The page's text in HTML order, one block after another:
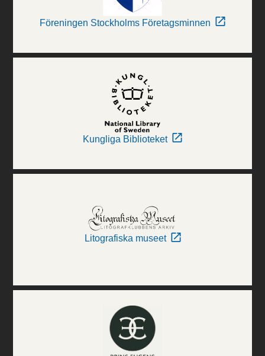
Föreningen Stockholms Företagsminnen
Kungliga Biblioteket
Litografiska museet